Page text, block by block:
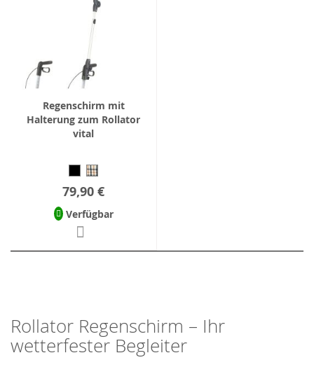
Regenschirm mit
Halterung zum Rollator
vital
79,90 €
Verfügbar
Rollator Regenschirm – Ihr
wetterfester Begleiter